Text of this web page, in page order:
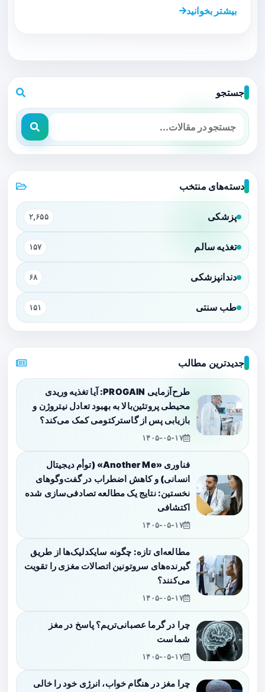
بیشتر بخوانید
جستجو
دسته‌های منتخب
پزشکی ۲,۶۵۵
تغذیه سالم ۱۵۷
دندانپزشکی ۶۸
طب سنتی ۱۵۱
جدیدترین مطالب
طرح‌آزمایی PROGAIN: آیا تغذیه وریدی
محیطی پروتئین‌بالا به بهبود تعادل نیتروژن و
بازیابی پس از گاسترکتومی کمک می‌کند؟
۱۴۰۵-۰۵-۱۷
فناوری «Another Me» (توأم دیجیتال
انسانی) و کاهش اضطراب در گفت‌وگوهای
نخستین: نتایج یک مطالعه تصادفی‌سازی شده
اکتشافی
۱۴۰۵-۰۵-۱۷
مطالعه‌ای تازه: چگونه سایکدلیک‌ها از طریق
گیرنده‌های سروتونین اتصالات مغزی را تقویت
می‌کنند؟
۱۴۰۵-۰۵-۱۷
چرا در گرما عصبانی‌تریم؟ پاسخ در مغز
شماست
۱۴۰۵-۰۵-۱۷
چرا مغز در هنگام خواب، انرژی خود را خالی